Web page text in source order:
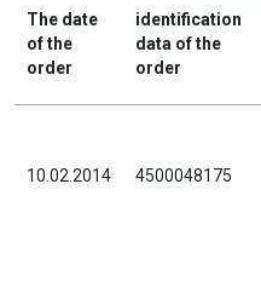
The date
of the
order
identification
data of the
order
10.02.2014 4500048175